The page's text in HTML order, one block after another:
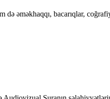
əməkhaqqı, bacarıqlar,